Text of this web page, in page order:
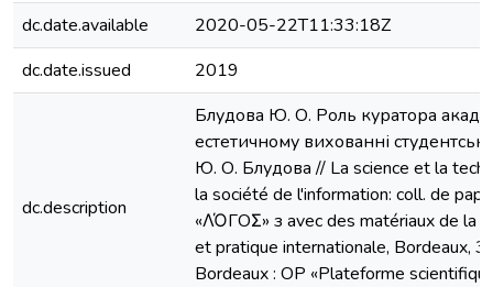
dc.date.available
2020-05-22T11:33:18Z
dc.date.issued
2019
dc.description
Блудова Ю. О. Роль куратора
естетичному вихованні
Ю. О. Блудова // La science et la
la société de l'information: coll. de
«ΛΌГOΣ» з avec des matériaux de la
et pratique internationale, Bordeaux, 3
Bordeaux : OP «Plateforme